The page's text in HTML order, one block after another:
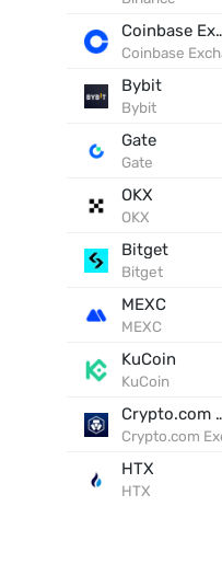
Coinbase
Bybit
Bybit
Gate
Gate
OKX
OKX
Bitget
Bitget
MEXC
MEXC
KuCoin
KuCoin
Crypto.com
HTX
HTX